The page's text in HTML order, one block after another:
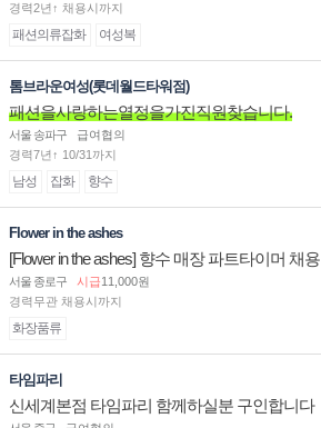
경력2년↑ 채용시까지
패션의류잡화 여성복
톰브라운여성(롯데월드타워점)
패션을사랑하는열정을가진직원찾습니다.
서울 송파구
급여협의
경력7년↑ 10/31까지
남성 잡화 향수
Flower in the ashes
[Flower in the ashes] 향수 매장 파트타이머 채용
서울 종로구 시급11,000원
경력무관 채용시까지
화장품류
타임파리
신세계본점 타임파리 함께하실분 구인합니다